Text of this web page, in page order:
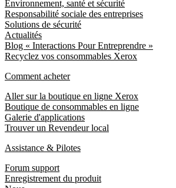
Environnement, santé et sécurité
Responsabilité sociale des entreprises
Solutions de sécurité
Actualités
Blog « Interactions Pour Entreprendre »
Recyclez vos consommables Xerox
Comment acheter
Aller sur la boutique en ligne Xerox
Boutique de consommables en ligne
Galerie d'applications
Trouver un Revendeur local
Assistance & Pilotes
Forum support
Enregistrement du produit